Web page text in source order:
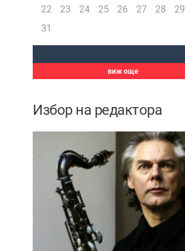
22 23 24 25 26 27 28 29
31
виж още
Избор на редактора